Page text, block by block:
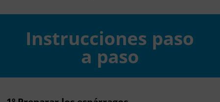
Instrucciones paso
a paso